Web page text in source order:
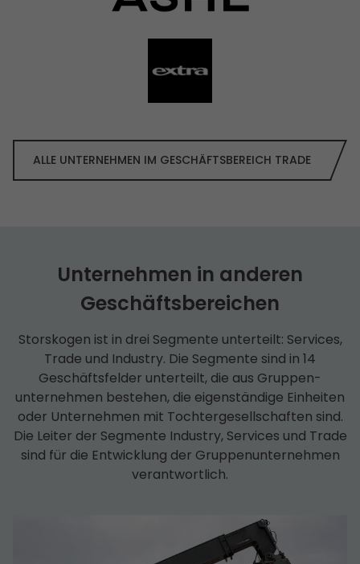
ALLE UNTERNEHMEN IM GESCHÄFTS­BEREICH TRADE
Unternehmen in anderen
Geschäfts­bereichen
Storskogen ist in drei Segmente unterteilt: Services,
Trade und Industry. Die Segmente sind in 14
Geschäfts­felder unterteilt, die aus Gruppen­
unternehmen bestehen, die eigenständige Einheiten
oder Unternehmen mit Tochter­­gesell­schaften sind.
Die Leiter der Segmente Industry, Services und Trade
sind für die Entwicklung der Gruppen­unternehmen
verantwortlich.